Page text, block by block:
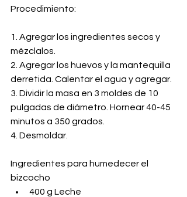
Procedimiento:
1. Agregar los ingredientes secos y
mézclalos.
2. Agregar los huevos y la mantequilla
derretida. Calentar el agua y agregar.
3. Dividir la masa en 3 moldes de 10
pulgadas de diámetro. Hornear 40-45
minutos a 350 grados.
4. Desmoldar.
Ingredientes para humedecer el
bizcocho
400 g Leche